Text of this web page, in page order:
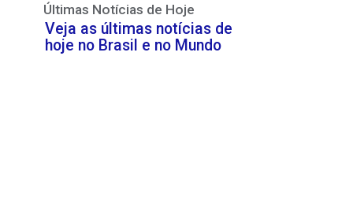
Veja as últimas notícias de
hoje no Brasil e no Mundo
Últimas Notícias de Hoje